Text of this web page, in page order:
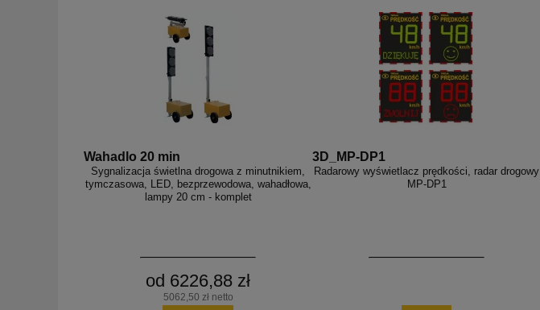
Wahadlo 20 min
Sygnalizacja świetlna drogowa z minutnikiem,
tymczasowa, LED, bezprzewodowa, wahadłowa,
lampy 20 cm - komplet
od 6226,88 zł
5062,50 zł netto
3D_MP-DP1
Radarowy wyświetlacz prędkości, radar drogowy
MP-DP1